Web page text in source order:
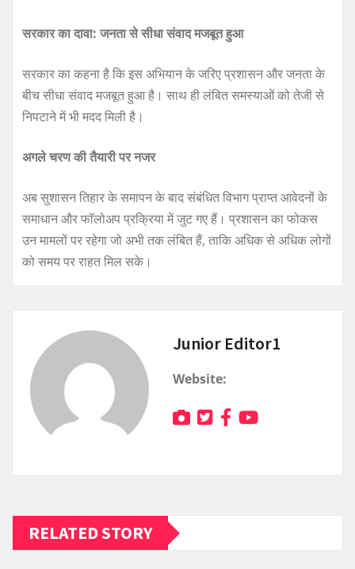
सरकार का दावा: जनता से सीधा संवाद मजबूत हुआ
सरकार का कहना है कि इस अभियान के जरिए प्रशासन और जनता के
बीच सीधा संवाद मजबूत हुआ है। साथ ही लंबित समस्याओं को तेजी से
निपटाने में भी मदद मिली है।
अगले चरण की तैयारी पर नजर
अब सुशासन तिहार के समापन के बाद संबंधित विभाग प्राप्त आवेदनों के
समाधान और फॉलोअप प्रक्रिया में जुट गए हैं। प्रशासन का फोकस
उन मामलों पर रहेगा जो अभी तक लंबित हैं, ताकि अधिक से अधिक लोगों
को समय पर राहत मिल सके।
Junior Editor1
Website:
RELATED STORY